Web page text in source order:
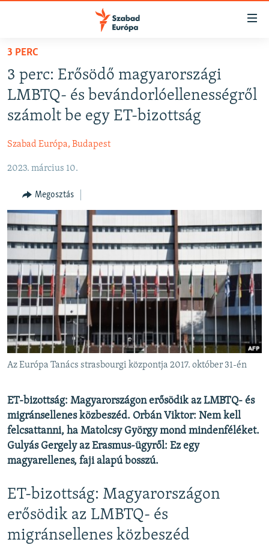
Akadálymentes
Ugrás
fő
oldalra
Ugrás
tartalomjegyzékre
AKTUÁLIS
PODCASTOK
ELEMZŐ
NER15
SZABADON
TÁRSADALOM
DEMOKRÁCIA
A PÉNZ NYOMÁBAN
EURÓPAI UNIÓ
VILÁG
KLÍMAVÁLTOZÁS
A MÚLT TANULSÁGAI
Valamennyi RFE/RL weboldal
3 PERC
3 perc: Erősödő magyarországi
LMBTQ- és bevándorlóellenességről
számolt be egy ET-bizottság
Szabad Európa, Budapest
2023. március 10.
Megosztás
Az Európa Tanács strasbourgi központja 2017. október 31-én
ET-bizottság: Magyarországon erősödik az LMBTQ- és
migránsellenes közbeszéd. Orbán Viktor: Nem kell
felcsattanni, ha Matolcsy György mond mindenféléket.
Gulyás Gergely az Erasmus-ügyről: Ez egy
magyarellenes, faji alapú bosszú.
ET-bizottság: Magyarországon
erősödik az LMBTQ- és
migránsellenes közbeszéd